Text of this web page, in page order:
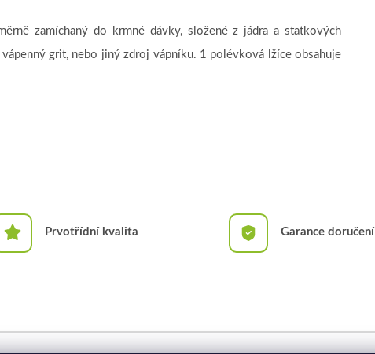
zamíchaný do krmné dávky, složené z jádra a statkových
grit, nebo jiný zdroj vápníku. 1 polévková lžíce obsahuje
Prvotřídní kvalita Garance doručení